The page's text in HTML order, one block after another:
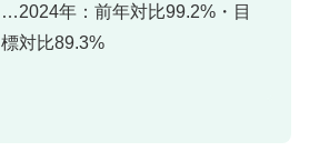
…2024年：前年対比99.2%・目
標対比89.3%